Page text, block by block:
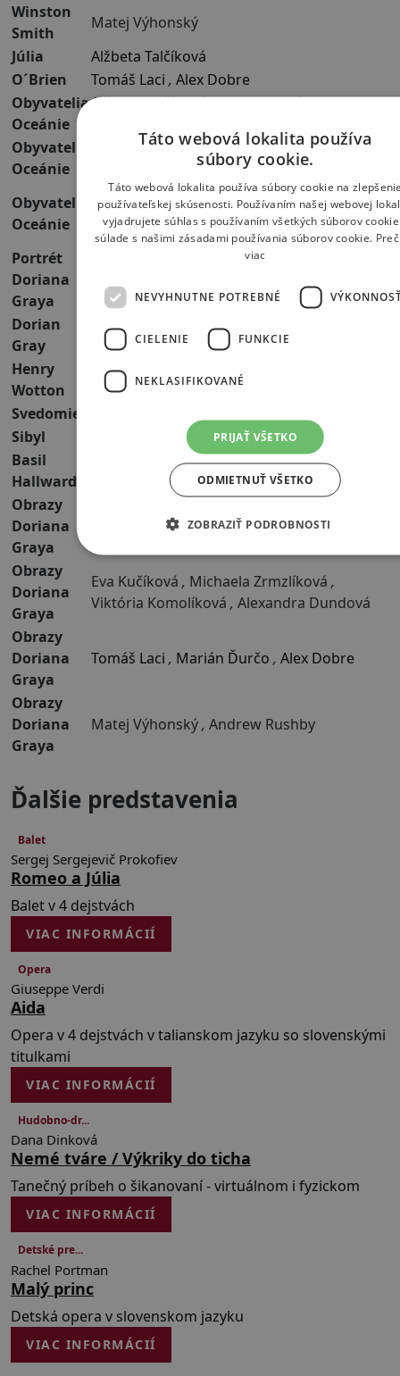
Winston
Smith
Matej Výhonský
Júlia
Alžbeta Talčíková
O´Brien
Tomáš Laci , Alex Dobre
Obyvatelia
Oceánie
Alžbeta Talčíková,Nina Ilievová,Barbora
Obyvatelia
Oceánie
Tomáš Laci Marián Ďurčo
Obyvatelia
Oceánie
Eva Kučíková ,Michaela Zmrzlíková , Matej
Výhonský , Viktória Komolíková,Andrew
Rushby
Portrét
Doriana
Graya
Dorian
Gray
Alex Dobre ,Andrew Rushby
Henry
Wotton
Andrew Rushby , Matej Výhonský
Svedomie
Sibyl
Eva Kučíková
Basil
Hallward
,Matej Výhonský
Obrazy
Doriana
Graya
Barbora Štupáková Alžbeta Talčíková
Nina Ilievová
Obrazy
Doriana
Graya
Eva Kučíková , Michaela Zrmzlíková ,
Viktória Komolíková , Alexandra Dundová
Obrazy
Doriana
Graya
Tomáš Laci , Marián Ďurčo , Alex Dobre
Obrazy
Doriana
Graya
Matej Výhonský, Andrew Rushby
Ďalšie predstavenia
Balet
Sergej Sergejevič Prokofiev
Romeo a Júlia
Balet v 4 dejstvách
VIAC INFORMÁCIÍ
Opera
Giuseppe Verdi
Aida
Opera v 4 dejstvách v talianskom jazyku so slovenskými
titulkami
VIAC INFORMÁCIÍ
Hudobno-dr...
Dana Dinková
Nemé tváre / Výkriky do ticha
Tanečný príbeh o šikanovaní - virtuálnom i fyzickom
VIAC INFORMÁCIÍ
Detské pre...
Rachel Portman
Malý princ
Detská opera v slovenskom jazyku
VIAC INFORMÁCIÍ
Táto webová lokalita používa
súbory cookie.
Táto webová lokalita používa súbory cookie na
používateľskej skúsenosti. Používaním našej webovej
vyjadrujete súhlas s používaním všetkých súborov
súlade s našimi zásadami používania súborov cookie.
viac
NEVYHNUTNE POTREBNÉ
CIELENIE FUNKCIE
NEKLASIFIKOVANÉ
PRIJAŤ VŠETKO
ODMIETNUŤ VŠETKO
ZOBRAZIŤ PODROBNOSTI